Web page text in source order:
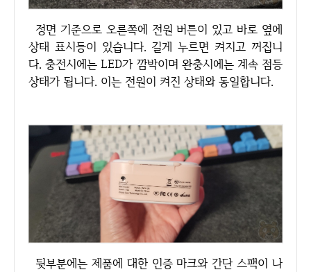
정면 기준으로 오른쪽에 전원 버튼이 있고 바로 옆에
상태 표시등이 있습니다. 길게 누르면 켜지고 꺼집니
다. 충전시에는 LED가 깜박이며 완충시에는 계속 점등
상태가 됩니다. 이는 전원이 켜진 상태와 동일합니다.
뒷부분에는 제품에 대한 인증 마크와 간단 스팩이 나